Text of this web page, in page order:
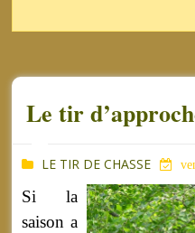
Le tir
LE TIR DE CHASSE
Si la
saison a